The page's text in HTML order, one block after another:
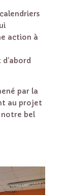
action à
par la
au projet
notre bel